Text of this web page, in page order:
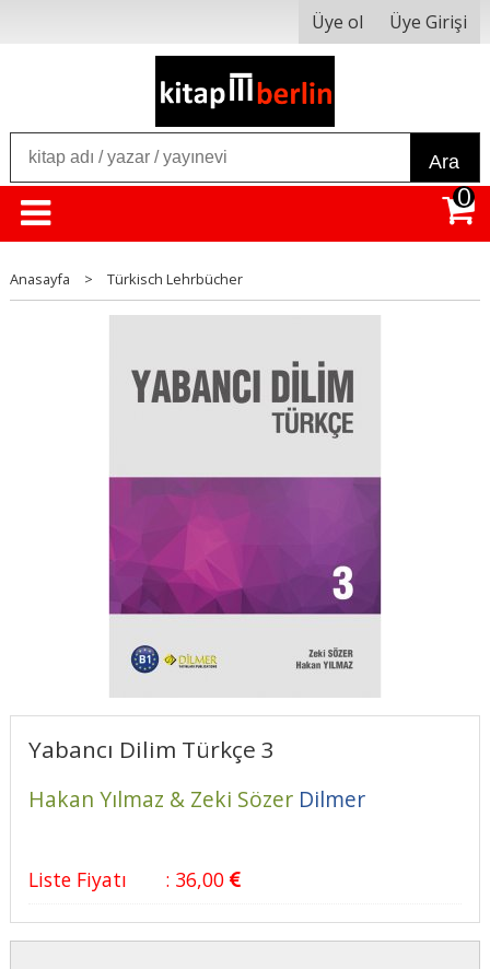
Üye ol Üye Girişi
Ara
0
Anasayfa > Türkisch Lehrbücher
Yabancı Dilim Türkçe 3
Hakan Yılmaz & Zeki Sözer Dilmer
Liste Fiyatı : 36,00